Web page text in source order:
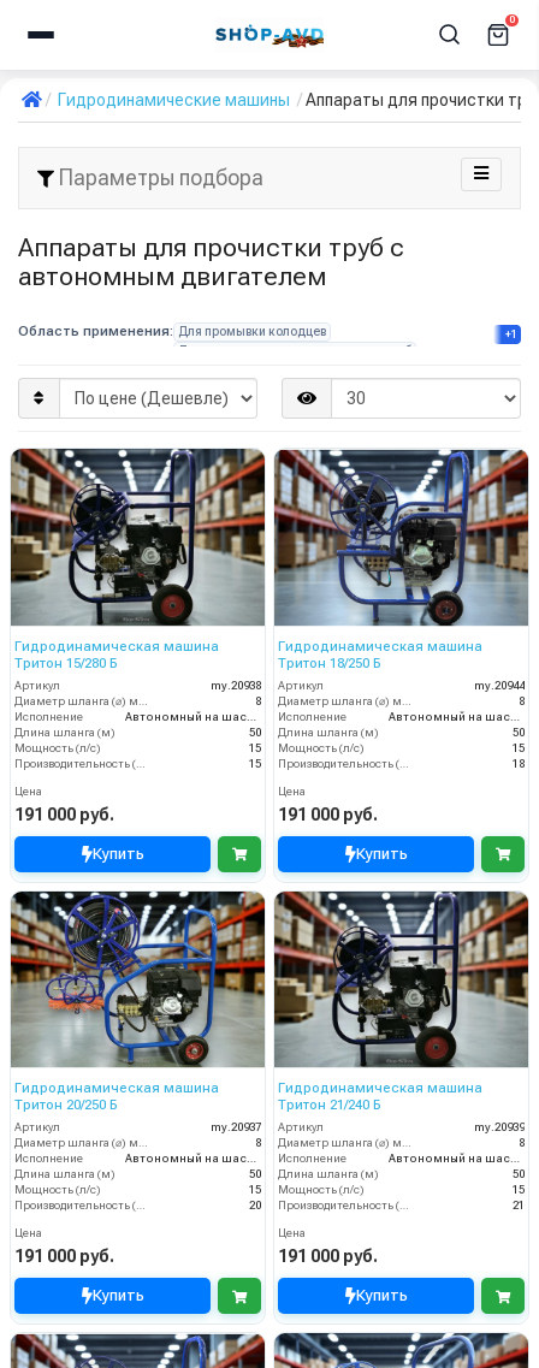
0
Гидродинамические машины Аппараты для прочистки
Параметры подбора
Аппараты для прочистки труб с
автономным двигателем
Область применения: Для промывки колодцев
Для прочистки канализационных труб
+1
Гидродинамическая машина
Тритон 15/280 Б
Артикул
my.20938
8
Исполнение
Длина шланга (м)
50
Мощность (л/с)
15
15
Цена
191 000 руб.
Купить
Гидродинамическая машина
Тритон 18/250 Б
Артикул
my.20944
8
Исполнение
Длина шланга (м)
50
Мощность (л/с)
15
18
Цена
191 000 руб.
Купить
Гидродинамическая машина
Тритон 20/250 Б
Артикул
my.20937
Диаметр шланга (⌀) мм:
8
Исполнение
Автономный на шасси
Длина шланга (м)
50
Мощность (л/с)
15
Производительность (л/мин)
20
Цена
191 000 руб.
Купить
Гидродинамическая машина
Тритон 21/240 Б
Артикул
my.20939
Диаметр шланга (⌀) мм:
8
Исполнение
Автономный на шасси
Длина шланга (м)
50
Мощность (л/с)
15
Производительность (л/мин)
21
Цена
191 000 руб.
Купить